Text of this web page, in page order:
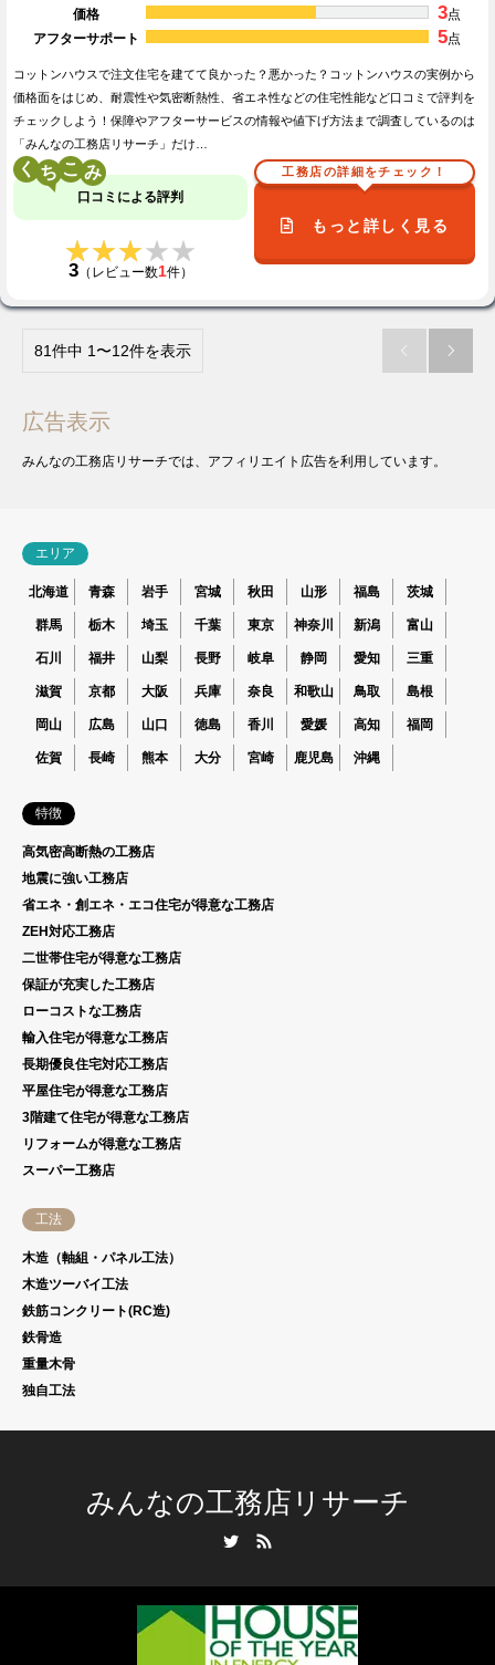
価格
3点
アフターサポート
5点
コットンハウスで注文住宅を建てて良かった？悪かった？コットンハウスの実例から
価格面をはじめ、耐震性や気密断熱性、省エネ性などの住宅性能など口コミで評判を
チェックしよう！保障やアフターサービスの情報や値下げ方法まで調査しているのは
「みんなの工務店リサーチ」だけ…
く こ
口コミによる評判
★★★★★
★★★★★
3（レビュー数1件）
工務店の詳細をチェック！
もっと詳しく見る
81件中 1〜12件を表示  
広告表示
みんなの工務店リサーチでは、アフィリエイト広告を利用しています。
エリア
北海道 青森 岩手 宮城 秋田 山形 福島 茨城
群馬 栃木 埼玉 千葉 東京 神奈川 新潟 富山
石川 福井 山梨 長野 岐阜 静岡 愛知 三重
滋賀 京都 大阪 兵庫 奈良 和歌山 鳥取 島根
岡山 広島 山口 徳島 香川 愛媛 高知 福岡
佐賀 長崎 熊本 大分 宮崎 鹿児島 沖縄
特徴
高気密高断熱の工務店
地震に強い工務店
省エネ・創エネ・エコ住宅が得意な工務店
ZEH対応工務店
二世帯住宅が得意な工務店
保証が充実した工務店
ローコストな工務店
輸入住宅が得意な工務店
長期優良住宅対応工務店
平屋住宅が得意な工務店
3階建て住宅が得意な工務店
リフォームが得意な工務店
スーパー工務店
工法
木造（軸組・パネル工法）
木造ツーバイ工法
鉄筋コンクリート(RC造)
鉄骨造
重量木骨
独自工法
みんなの工務店リサーチ